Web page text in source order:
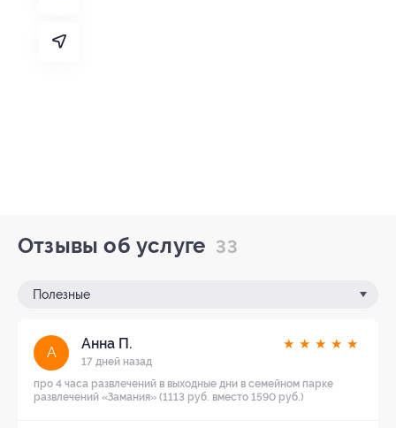
Отзывы об услуге 33
Полезные
А
Анна П.
17 дней назад
★ ★ ★ ★ ★
про 4 часа развлечений в выходные дни в семейном парке
развлечений «Замания» (1113 руб. вместо 1590 руб.)